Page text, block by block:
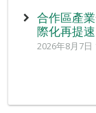
合作區產
際化再提速
2026年8月7日